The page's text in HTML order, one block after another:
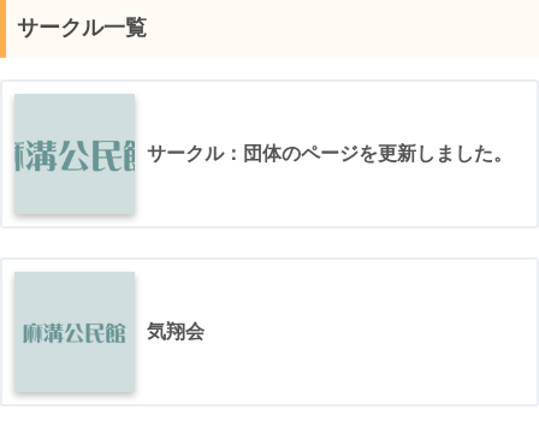
サークル一覧
サークル：団体のページを更新しました。
気翔会